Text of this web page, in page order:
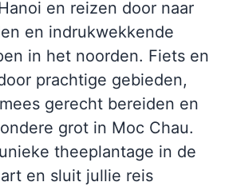
en reizen door naar
en indrukwekkende
in het noorden. Fiets en
prachtige gebieden,
gerecht bereiden en
grot in Moc Chau.
theeplantage in de
en sluit jullie reis